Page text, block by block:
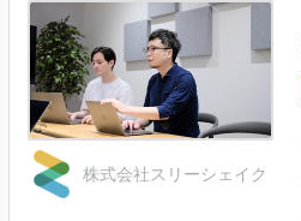
株式会社スリーシェイク